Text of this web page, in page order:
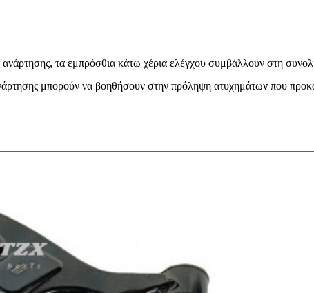
τα εμπρόσθια κάτω χέρια ελέγχου συμβάλλουν στη
μπορούν να βοηθήσουν στην πρόληψη ατυχημάτων που